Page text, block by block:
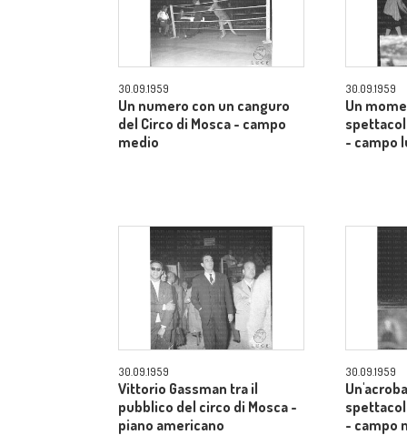
30.09.1959
Un numero con un canguro
del Circo di Mosca - campo
medio
30.09.1959
Un
- campo
30.09.1959
Vittorio Gassman tra il
pubblico del circo di Mosca -
piano americano
30.09.1959
- campo